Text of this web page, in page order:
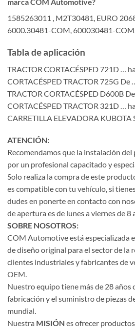
1585263011 , M2T30481, EURO
6000.30481-COM, 600030481-
Tabla de aplicación
TRACTOR CORTACÉSPED 721D …
CORTACÉSPED TRACTOR 725G De
TRACTOR CORTACÉSPED D600B
CORTACÉSPED TRACTOR 321D …
CARRETILLA ELEVADORA KUBOTA
ATENCIÓN:
Recomendamos que la instalación
por un profesional capacitado y
Solo realiza la compra de este
es compatible con tu vehículo, si
dudes en ponerte en contacto con
de apertura es de lunes a viernes de 8
SOBRE NOSOTROS:
COM Automotive está especializada
de diseño original para el sector de la
clientes industriales y fabricantes de
OEM.
Nuestro equipo tiene más de 28 años
fabricación y el suministro de piezas
mundial.
Nuestra MISIÓN es ofrecer